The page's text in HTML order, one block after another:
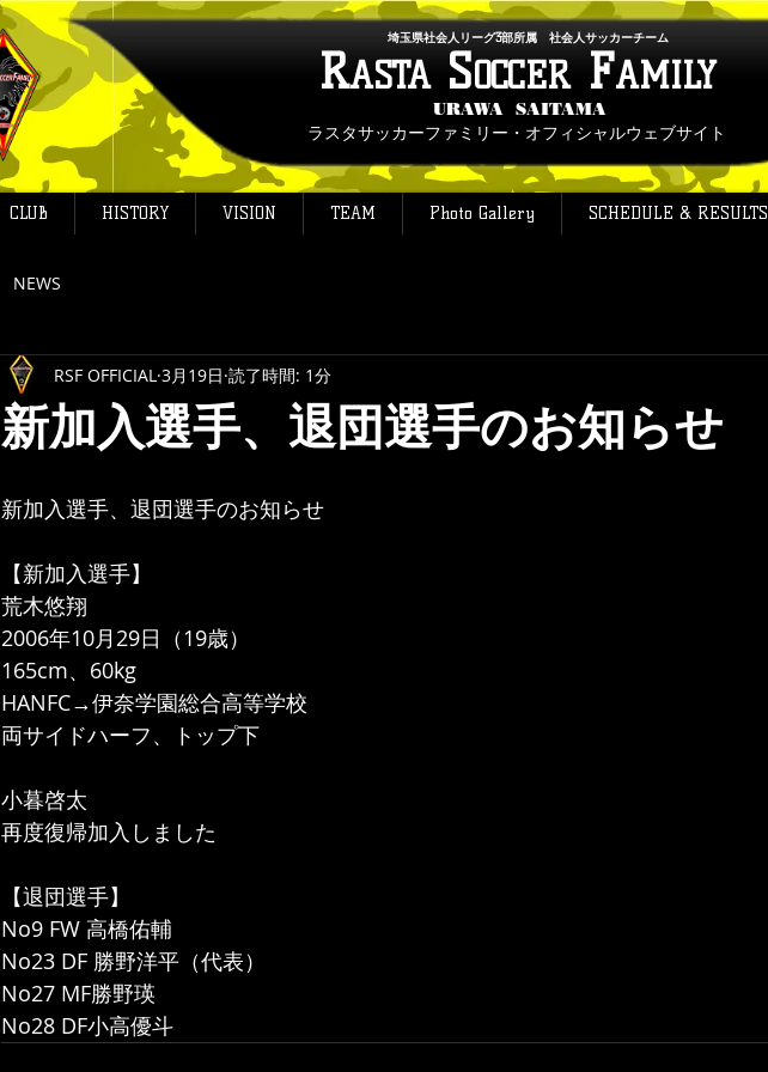
RASTASOCCERFAMILY
URAWA SAITAMA
ラスタサッカーファミリー・オフィシャルウェブサイト
埼玉県社会人リーグ3部所属 社会人サッカーチーム
CLUB HISTORY VISION TEAM Photo Gallery SCHEDULE & RESULTS
NEWS
新加入選手、退団選手のお知らせ
RSF OFFICIAL 3月19日 読了時間: 1分
新加入選手、退団選手のお知らせ
【新加入選手】
荒木悠翔
2006年10月29日（19歳）
165cm、60kg
HANFC→伊奈学園総合高等学校
両サイドハーフ、トップ下
小暮啓太
再度復帰加入しました
【退団選手】
No9 FW 高橋佑輔
No23 DF 勝野洋平（代表）
No27 MF勝野瑛
No28 DF小高優斗